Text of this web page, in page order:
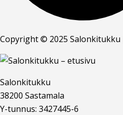
Copyright © 2025
Salonkitukku
38200 Sastamala
Y-tunnus: 3427445-6